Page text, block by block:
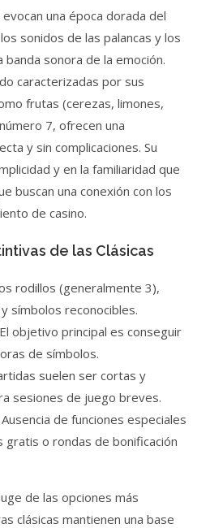
una época dorada del
sonidos de las palancas y los
sonora de la emoción.
caracterizadas por sus
frutas (cerezas, limones,
7, ofrecen una
y sin complicaciones. Su
y en la familiaridad que
buscan una conexión con los
de casino.
de las Clásicas
rodillos (generalmente 3),
símbolos reconocibles.
El objetivo principal es conseguir
de símbolos.
suelen ser cortas y
sesiones de juego breves.
Ausencia de funciones especiales
gratis o rondas de bonificación
de las opciones más
clásicas mantienen una base